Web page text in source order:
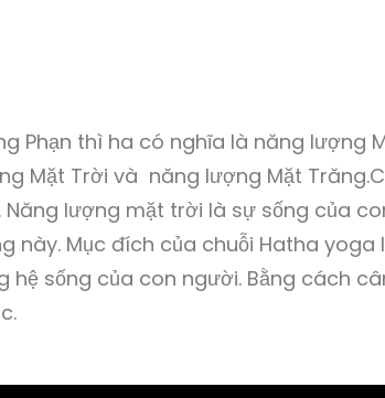
Phạn thì ha có nghĩa là năng lượng
Mặt Trời và năng lượng Mặt
lượng mặt trời là sự sống của
này. Mục đích của chuỗi Hatha yoga
sống của con người. Bằng cách